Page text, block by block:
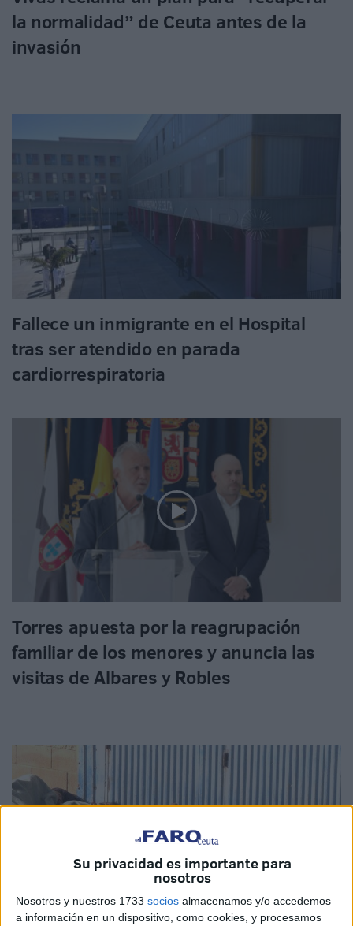
Su privacidad es importante para
nosotros
Nosotros y nuestros 1733 socios almacenamos y/o accedemos
a información en un dispositivo, como cookies, y procesamos
la normalidad” de Ceuta antes de la
invasión
Fallece un inmigrante en el Hospital
tras ser atendido en parada
cardiorrespiratoria
Torres apuesta por la reagrupación
familiar de los menores y anuncia las
visitas de Albares y Robles